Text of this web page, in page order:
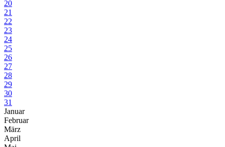
20
21
22
23
24
25
26
27
28
29
30
31
Januar
Februar
März
April